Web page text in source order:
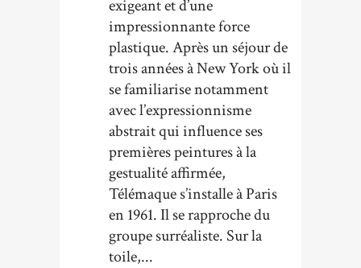
exigeant et d’une
impressionnante force
plastique. Après un séjour de
trois années à New York où il
se familiarise notamment
avec l’expressionnisme
abstrait qui influence ses
premières peintures à la
gestualité affirmée,
Télémaque s’installe à Paris
en 1961. Il se rapproche du
groupe surréaliste. Sur la
toile,...